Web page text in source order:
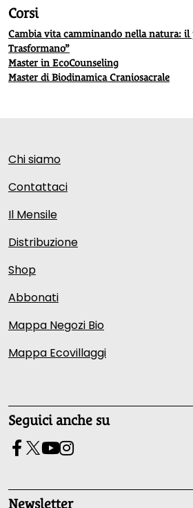
Corsi
Cambia vita camminando nella natura: il
Trasformano”
Master in EcoCounseling
Master di Biodinamica Craniosacrale
Chi siamo
Contattaci
Il Mensile
Distribuzione
Shop
Abbonati
Mappa Negozi Bio
Mappa Ecovillaggi
Seguici anche su
Newsletter